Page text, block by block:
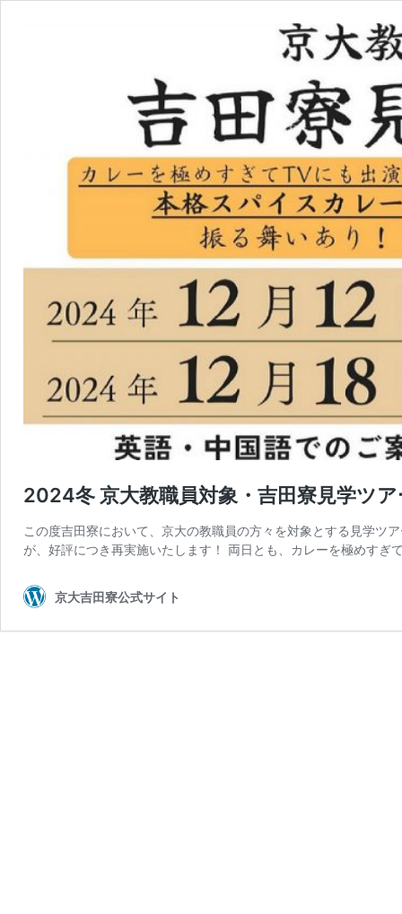
2024冬 京大教職員対象・吉田寮見学ツ
この度吉田寮において、京大の教職員の方々を対象とする見学ツ
が、好評につき再実施いたします！ 両日とも、カレーを極めす
京大吉田寮公式サイト